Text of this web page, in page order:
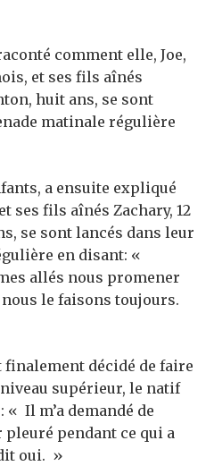
comment elle, Joe,
et ses fils aînés
huit ans, se sont
matinale régulière
a ensuite expliqué
ses fils aînés Zachary, 12
se sont lancés dans leur
en disant: «
allés nous promener
nous le faisons toujours.
décidé de faire
supérieur, le natif
« Il m’a demandé de
pleuré pendant ce qui a
oui. »